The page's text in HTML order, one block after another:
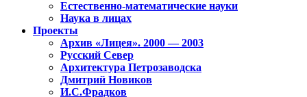
Естественно-математические науки
Наука в лицах
Проекты
Архив «Лицея». 2000 — 2003
Русский Север
Архитектура Петрозаводска
Дмитрий Новиков
И.С.Фрадков